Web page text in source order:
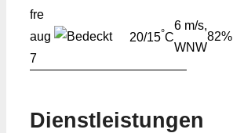
fre
aug
7
20/15°C
6 m/s,
WNW
82%
Dienstleistungen